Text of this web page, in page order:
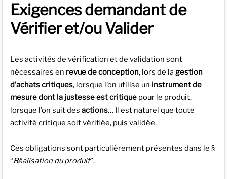
Exigences demandant de
Vérifier et/ou Valider
Les activités de vérification et de validation sont
nécessaires en revue de conception, lors de la gestion
d’achats critiques, lorsque l’on utilise un instrument de
mesure dont la justesse est critiquepour le produit,
lorsque l’on suit des actions… Il est naturel que toute
activité critique soit vérifiée, puis validée.
Ces obligations sont particulièrement présentes dans le §
“Réalisation du produit”.